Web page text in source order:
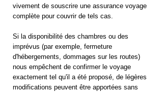
vivement de souscrire une assurance voyage
complète pour couvrir de tels cas.
Si la disponibilité des chambres ou des
imprévus (par exemple, fermeture
d'hébergements, dommages sur les routes)
nous empêchent de confirmer le voyage
exactement tel qu'il a été proposé, de légères
modifications peuvent être apportées sans